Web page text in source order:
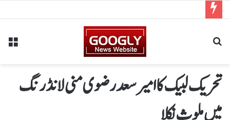
تحریک لبیک کا امیر سعد رضوی منی لانڈرنگ